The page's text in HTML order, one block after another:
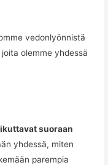
vedonlyönnistä
olemme yhdessä
suoraan
yhdessä, miten
parempia